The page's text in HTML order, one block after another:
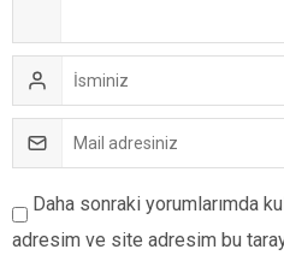
Daha sonraki yorumlarımda
adresim ve site adresim bu